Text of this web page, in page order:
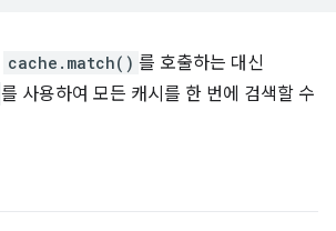
cache.match() 를 호출하는 대신
를 사용하여 모든 캐시를 한 번에 검색할 수